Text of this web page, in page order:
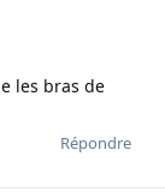
les bras de
Répondre